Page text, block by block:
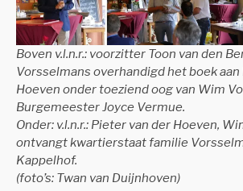
Boven v.l.n.r.: voorzitter Toon van den
Vorsselmans overhandigd het boek
Hoeven onder toeziend oog van Wim
Burgemeester Joyce Vermue.
Onder: v.l.n.r.: Pieter van der Hoeven,
ontvangt kwartierstaat familie
Kappelhof.
(foto’s: Twan van Duijnhoven)